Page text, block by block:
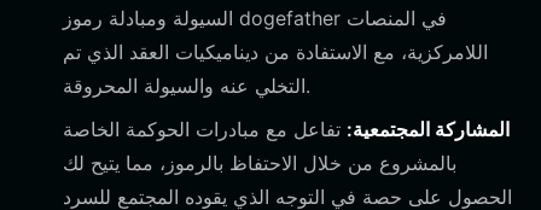
السيولة ومبادلة رموز dogefather في المنصات
اللامركزية، مع الاستفادة من ديناميكيات العقد الذي تم
التخلي عنه والسيولة المحروقة.
المشاركة المجتمعية: تفاعل مع مبادرات الحوكمة الخاصة
بالمشروع من خلال الاحتفاظ بالرموز، مما يتيح لك
الحصول على حصة في التوجه الذي يقوده المجتمع للسرد